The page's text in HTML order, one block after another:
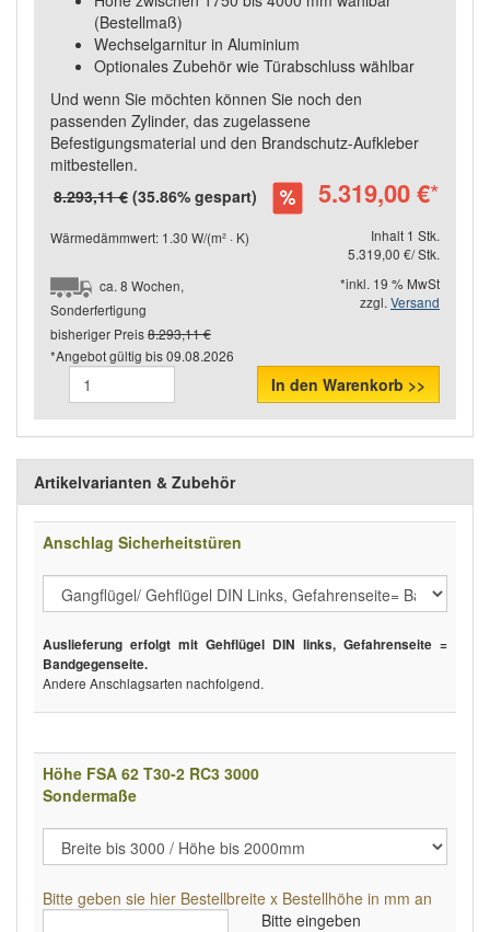
(Bestellmaß)
Wechselgarnitur in Aluminium
Optionales Zubehör wie Türabschluss wählbar
Und wenn Sie möchten können Sie noch den
passenden Zylinder, das zugelassene
Befestigungsmaterial und den Brandschutz-Aufkleber
mitbestellen.
8.293,11 € (35.86% gespart) 5.319,00 €*
Wärmedämmwert: 1.30 W/(m² · K)
Inhalt 1 Stk.
5.319,00 €/ Stk.
ca. 8 Wochen,
Sonderfertigung
*inkl. 19 % MwSt
zzgl. Versand
bisheriger Preis8.293,11 €
*Angebot gültig bis09.08.2026
In den Warenkorb >>
Artikelvarianten & Zubehör
Anschlag Sicherheitstüren
Auslieferung erfolgt mit Gehflügel DIN links, Gefahrenseite =
Bandgegenseite.
Andere Anschlagsarten nachfolgend.
Höhe FSA 62 T30-2 RC3 3000
Sondermaße
Bitte geben sie hier Bestellbreite x Bestellhöhe in mm an
Bitte eingeben